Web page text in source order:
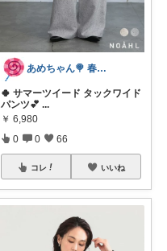
あめちゃん🍭 春夏ファッション
🍀 サマーツイード タックワイド
パンツ💕 ...
￥ 6,980
0 0 66
コレ いいね